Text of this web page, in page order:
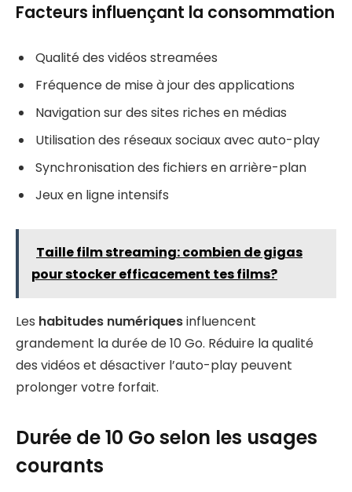
Facteurs influençant la consommation
Qualité des vidéos streamées
Fréquence de mise à jour des applications
Navigation sur des sites riches en médias
Utilisation des réseaux sociaux avec auto-play
Synchronisation des fichiers en arrière-plan
Jeux en ligne intensifs
Taille film streaming: combien de gigas
pour stocker efficacement tes films?
Les habitudes numériquesinfluencent
grandement la durée de 10 Go. Réduire la qualité
des vidéos et désactiver l’auto-play peuvent
prolonger votre forfait.
Durée de 10 Go selon les usages
courants